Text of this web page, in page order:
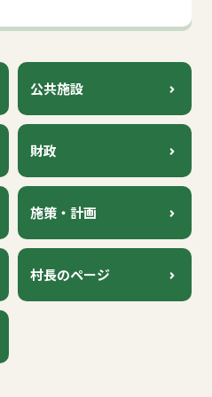
報公開
付金に係る公金事務取扱者
指定について
情報公開
地方創生臨時交付金に係る
政運営
２回）麻績村役場職員保育
て
公共施設
財政
施策・計画
村長のページ